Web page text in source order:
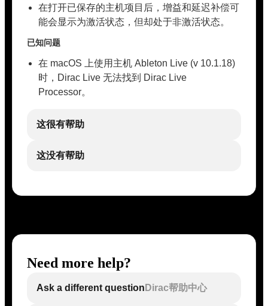
在打开已保存的主机项目后，增益和延迟补偿可
能会显示为激活状态，但却处于非激活状态。
已知问题
在 macOS 上使用主机 Ableton Live (v 10.1.18)
时，Dirac Live 无法找到 Dirac Live
Processor。
这很有帮助
这没有帮助
Need more help?
Ask a different question Dirac帮助中心